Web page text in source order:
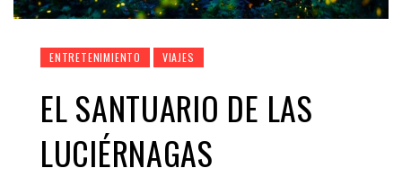
ENTRETENIMIENTO VIAJES
EL SANTUARIO DE LAS
LUCIÉRNAGAS